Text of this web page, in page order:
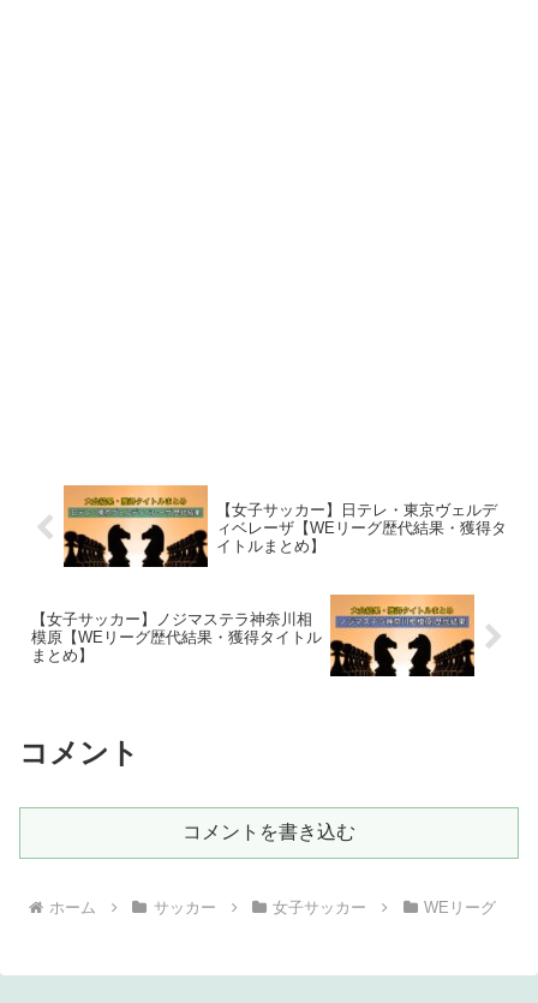
【女子サッカー】日テレ・東京ヴェルデ
ィベレーザ【WEリーグ歴代結果・獲得タ
イトルまとめ】
【女子サッカー】ノジマステラ神奈川相
模原【WEリーグ歴代結果・獲得タイトル
まとめ】
コメント
コメントを書き込む
ホーム サッカー 女子サッカー WEリーグ